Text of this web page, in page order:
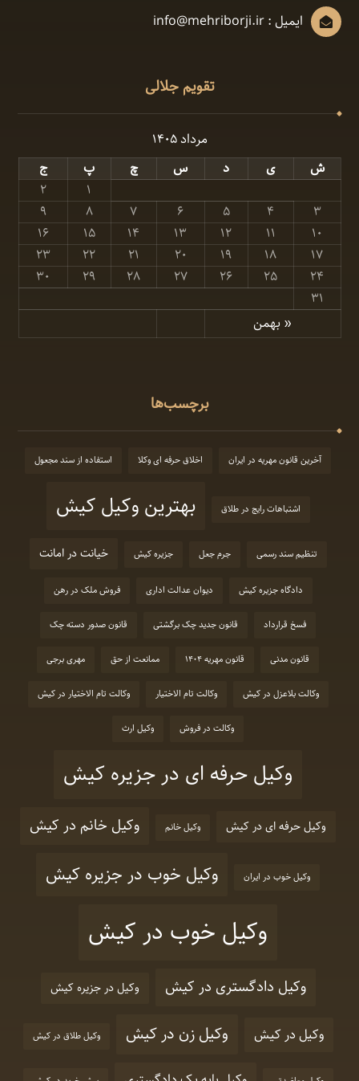
ایمیل : info@mehriborji.ir
تقویم جلالی
مرداد ۱۴۰۵
ش
ی د س چ پ ج
« بهمن
۱
۲
۳
۴ ۵ ۶ ۷ ۸
۹
۱۰
۱۱ ۱۲ ۱۳ ۱۴ ۱۵
۱۶
۱۷
۱۸ ۱۹ ۲۰ ۲۱ ۲۲
۲۳
۲۴
۲۵ ۲۶ ۲۷ ۲۸ ۲۹
۳۰
۳۱
برچسب‌ها
آخرین قانون مهریه در ایران اخلاق حرفه ای وکلا استفاده از سند مجعول
اشتباهات رایج در طلاق بهترین وکیل کیش
تنظیم سند رسمی جرم جعل جزیره کیش خیانت در امانت
دادگاه جزیره کیش دیوان عدالت اداری فروش ملک در رهن
فسخ قرارداد قانون جدید چک برگشتی قانون صدور دسته چک
قانون مدنی قانون مهریه 1404 ممانعت از حق مهری برجی
وکالت بلاعزل در کیش وکالت تام الاختیار وکالت تام الاختیار در کیش
وکالت در فروش وکیل ارث
وکیل حرفه ای در جزیره کیش
وکیل حرفه ای در کیش وکیل خانم وکیل خانم در کیش
وکیل خوب در ایران وکیل خوب در جزیره کیش
وکیل خوب در کیش
وکیل دادگستری در کیش وکیل در جزیره کیش
وکیل در کیش وکیل زن در کیش وکیل طلاق در کیش